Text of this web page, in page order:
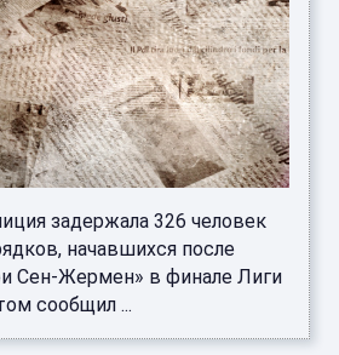
задержала 326 человек
начавшихся после
Сен-Жермен» в финале Лиги
сообщил ...